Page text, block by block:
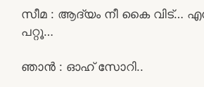
സീമ : ആദ്യം നീ കൈ വിട്…
പറ്റൂ…
ഞാൻ : ഓഹ് സോറി..